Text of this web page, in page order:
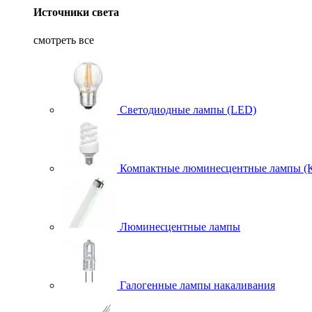
Источники света
смотреть все
Светодиодные лампы (LED)
Компактные люминесцентные лампы
Люминесцентные лампы
Галогенные лампы накаливания